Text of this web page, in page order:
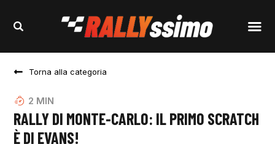
Torna alla categoria
2 MIN
RALLY DI MONTE-CARLO: IL PRIMO SCRATCH
È DI EVANS!